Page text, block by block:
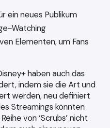
ein neues Publikum
Watching
Elementen, um Fans
haben auch das
indem sie die Art und
werden, neu definiert
Streamings könnten
von ‘Scrubs’ nicht